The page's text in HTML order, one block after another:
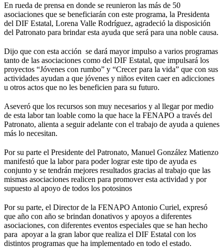
En rueda de prensa en donde se reunieron las más de 50
asociaciones que se beneficiarán con este programa, la Presidenta
del DIF Estatal, Lorena Valle Rodríguez, agradeció la disposición
del Patronato para brindar esta ayuda que será para una noble causa.
Dijo que con esta acción se dará mayor impulso a varios programas
tanto de las asociaciones como del DIF Estatal, que impulsará los
proyectos “Jóvenes con rumbo” y “Crecer para la vida” que con sus
actividades ayudan a que jóvenes y niños eviten caer en adicciones
u otros actos que no les beneficien para su futuro.
Aseveró que los recursos son muy necesarios y al llegar por medio
de esta labor tan loable como la que hace la FENAPO a través del
Patronato, alienta a seguir adelante con el trabajo de ayuda a quienes
más lo necesitan.
Por su parte el Presidente del Patronato, Manuel González Matienzo
manifestó que la labor para poder lograr este tipo de ayuda es
conjunto y se tendrán mejores resultados gracias al trabajo que las
mismas asociaciones realicen para promover esta actividad y por
supuesto al apoyo de todos los potosinos
Por su parte, el Director de la FENAPO Antonio Curiel, expresó
que año con año se brindan donativos y apoyos a diferentes
asociaciones, con diferentes eventos especiales que se han hecho
para apoyar a la gran labor que realiza el DIF Estatal con los
distintos programas que ha implementado en todo el estado.